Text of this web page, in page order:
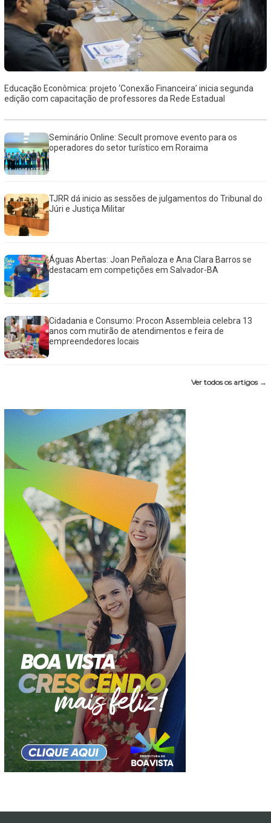
Educação Econômica: projeto ‘Conexão Financeira’ inicia segunda
edição com capacitação de professores da Rede Estadual
Seminário Online: Secult promove evento para os
operadores do setor turístico em Roraima
TJRR dá inicio as sessões de julgamentos do Tribunal do
Júri e Justiça Militar
Águas Abertas: Joan Peñaloza e Ana Clara Barros se
destacam em competições em Salvador-BA
Cidadania e Consumo: Procon Assembleia celebra 13
anos com mutirão de atendimentos e feira de
empreendedores locais
Ver todos os artigos →